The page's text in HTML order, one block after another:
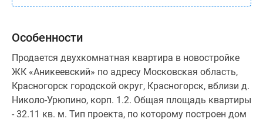
Особенности
Продается двухкомнатная квартира в новостройке
ЖК «Аникеевский» по адресу Московская область,
Красногорск городской округ, Красногорск, вблизи д.
Николо-Урюпино, корп. 1.2. Общая площадь квартиры
- 32.11 кв. м. Тип проекта, по которому построен дом